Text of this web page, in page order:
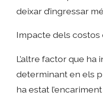
deixar d’ingressar
Impacte dels costos
L’altre factor que ha
determinant en els
ha estat